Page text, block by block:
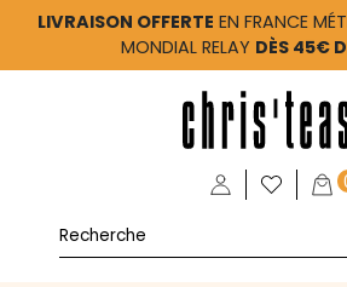
LIVRAISON OFFERTE EN FRANCE
MONDIAL RELAY DÈS 45€